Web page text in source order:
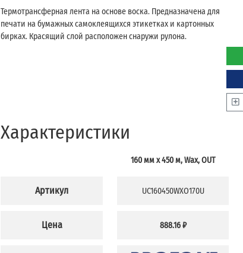
Термотрансферная лента на основе воска. Предназначена для
печати на бумажных самоклеящихся этикетках и картонных
бирках. Красящий слой расположен снаружи рулона.
Характеристики
Артикул
Цена
160 мм х 450 м, Wax, OUT
UC160450WXO170U
888.16 ₽